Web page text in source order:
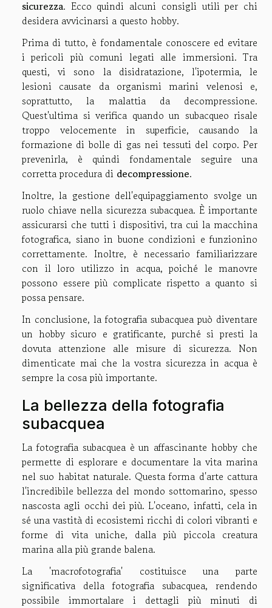
sicurezza. Ecco quindi alcuni consigli utili per chi
desidera avvicinarsi a questo hobby.
Prima di tutto, è fondamentale conoscere ed evitare
i pericoli più comuni legati alle immersioni. Tra
questi, vi sono la disidratazione, l'ipotermia, le
lesioni causate da organismi marini velenosi e,
soprattutto, la malattia da decompressione.
Quest'ultima si verifica quando un subacqueo risale
troppo velocemente in superficie, causando la
formazione di bolle di gas nei tessuti del corpo. Per
prevenirla, è quindi fondamentale seguire una
corretta procedura di decompressione.
Inoltre, la gestione dell'equipaggiamento svolge un
ruolo chiave nella sicurezza subacquea. È importante
assicurarsi che tutti i dispositivi, tra cui la macchina
fotografica, siano in buone condizioni e funzionino
correttamente. Inoltre, è necessario familiarizzare
con il loro utilizzo in acqua, poiché le manovre
possono essere più complicate rispetto a quanto si
possa pensare.
In conclusione, la fotografia subacquea può diventare
un hobby sicuro e gratificante, purché si presti la
dovuta attenzione alle misure di sicurezza. Non
dimenticate mai che la vostra sicurezza in acqua è
sempre la cosa più importante.
La bellezza della fotografia
subacquea
La fotografia subacquea è un affascinante hobby che
permette di esplorare e documentare la vita marina
nel suo habitat naturale. Questa forma d'arte cattura
l'incredibile bellezza del mondo sottomarino, spesso
nascosta agli occhi dei più. L'oceano, infatti, cela in
sé una vastità di ecosistemi ricchi di colori vibranti e
forme di vita uniche, dalla più piccola creatura
marina alla più grande balena.
La 'macrofotografia' costituisce una parte
significativa della fotografia subacquea, rendendo
possibile immortalare i dettagli più minuti di